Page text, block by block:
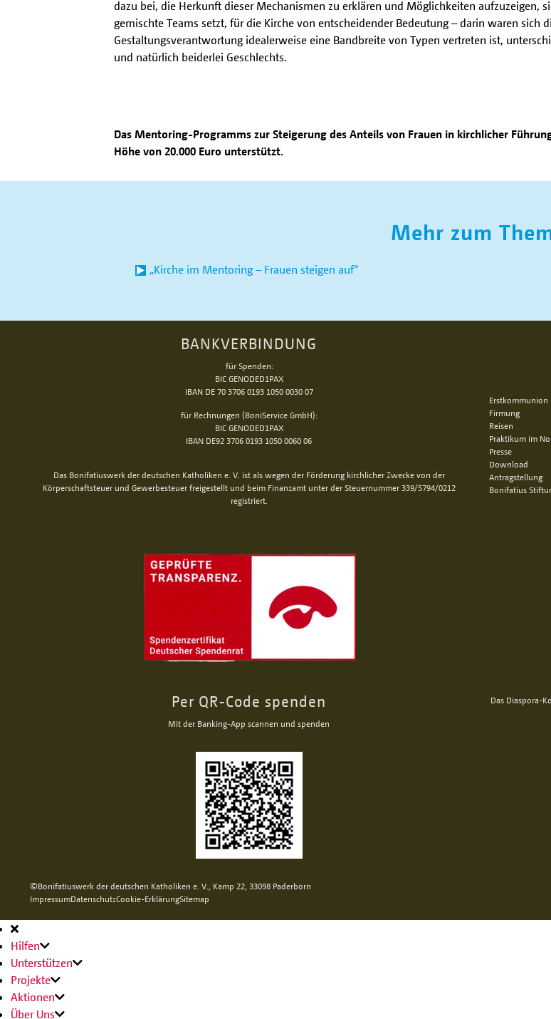
dazu bei, die Herkunft dieser Mechanismen zu erklären und Möglichkeiten aufzuzeigen,
gemischte Teams setzt, für die Kirche von entscheidender Bedeutung – darin waren sich
Gestaltungsverantwortung idealerweise eine Bandbreite von Typen vertreten ist,
und natürlich beiderlei Geschlechts.
Das Mentoring-Programms zur Steigerung des Anteils von Frauen in kirchlicher
Höhe von 20.000 Euro unterstützt.
Mehr zum
„Kirche im Mentoring – Frauen steigen auf“
BANKVERBINDUNG
für Spenden:
BIC GENODED1PAX
IBAN DE 70 3706 0193 1050 0030 07
für Rechnungen (BoniService GmbH):
BIC GENODED1PAX
IBAN DE92 3706 0193 1050 0060 06
Das Bonifatiuswerk der deutschen Katholiken e. V. ist als wegen der Förderung kirchlicher Zwecke von der
Körperschaftsteuer und Gewerbesteuer freigestellt und beim Finanzamt unter der Steuernummer 339/5794/0212
registriert.
Per QR-Code spenden
Mit der Banking-App scannen und spenden
Erstkommunion
Firmung
Reisen
Praktikum im
Presse
Download
Antragstellung
Bonifatius
Das Diaspora-
©Bonifatiuswerk der deutschen Katholiken e. V., Kamp 22, 33098 Paderborn
ImpressumDatenschutzCookie-ErklärungSitemap
Hauptnavigation
Hilfen
Unterstützen
Projekte
Aktionen
Über Uns